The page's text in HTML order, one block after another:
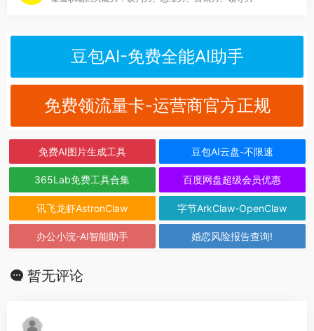
豆包AI-免费全能AI助手
免费领流量卡-运营商官方正规
免费AI图片生成工具 豆包AI云盘-不限速
365Lab免费工具合集 百度网盘超级会员优惠
讯飞龙虾AstronClaw 字节ArkClaw-OpenClaw
办公小浣-AI智能助手 婚恋风险报告查询!
暂无评论